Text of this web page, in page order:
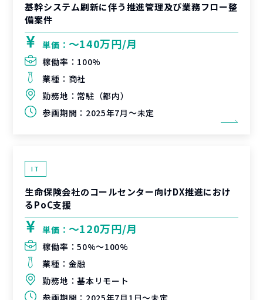
基幹システム刷新に伴う推進管理及び業務フロー整
備案件
単価： 〜140万円/月
稼働率： 100%
業種： 商社
勤務地： 常駐（都内）
参画期間： 2025年7月～未定
IT
生命保険会社のコールセンター向けDX推進におけ
るPoC支援
単価： 〜120万円/月
稼働率：50%〜100%
業種： 金融
勤務地：基本リモート
参画期間： 2025年7月1日～未定